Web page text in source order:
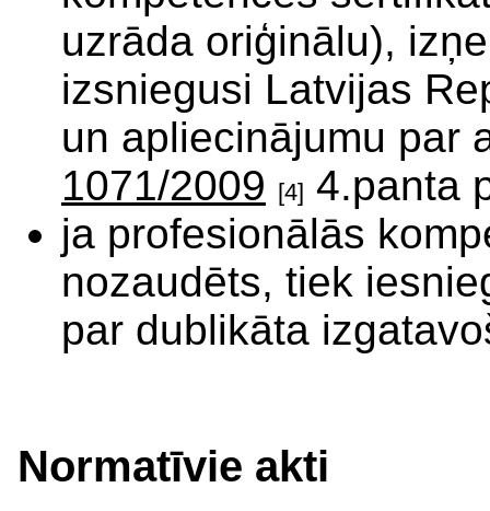
uzrāda oriģinālu),
izsniegusi Latvijas
un apliecinājumu par
1071/2009 [4] 4.panta
ja profesionālās
nozaudēts, tiek
par dublikāta
Normatīvie akti